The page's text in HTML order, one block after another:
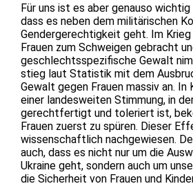
Für uns ist es aber genauso wichtig
dass es neben dem militärischen
Gendergerechtigkeit geht. Im
Frauen zum Schweigen gebracht
geschlechtsspezifische Gewalt
stieg laut Statistik mit dem
Gewalt gegen Frauen massiv an. In
einer landesweiten Stimmung, in
gerechtfertigt und toleriert ist,
Frauen zuerst zu spüren. Dieser
wissenschaftlich nachgewiesen.
auch, dass es nicht nur um die
Ukraine geht, sondern auch um
die Sicherheit von Frauen und